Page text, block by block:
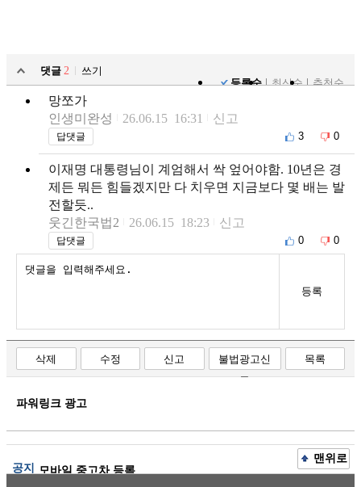
댓글 2
쓰기
등록순
최신순 추천순
망쪼가
인생미완성
26.06.15 16:31 신고
답댓글 3 0
이재명 대통령님이 계엄해서 싹 엎어야함. 10년은 경
제든 뭐든 힘들겠지만 다 치우면 지금보다 몇 배는 발
전할듯..
웃긴한국법2
26.06.15 18:23 신고
답댓글 0 0
등록
삭제 수정 신고
불법광고신
고
목록
파워링크 광고
공지 모바일 중고차 등록
맨위로